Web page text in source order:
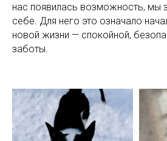
нас появилась возможность, мы
себе. Для него это означало
новой жизни — спокойной,
заботы.